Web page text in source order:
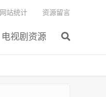
电视剧资源
网站统计 资源留言